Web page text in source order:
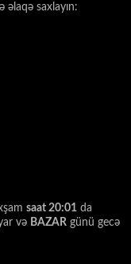
əlaqə saxlayın:
saat 20:01 da
və BAZAR günü gecə